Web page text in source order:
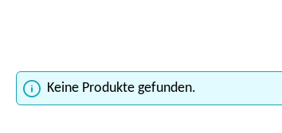
Keine Produkte gefunden.